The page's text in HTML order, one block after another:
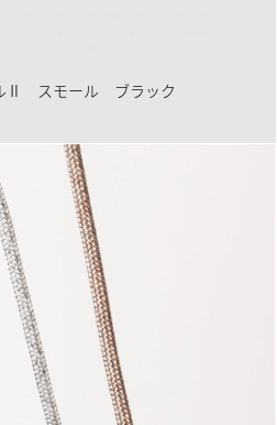
Ⅱ スモール ブラック